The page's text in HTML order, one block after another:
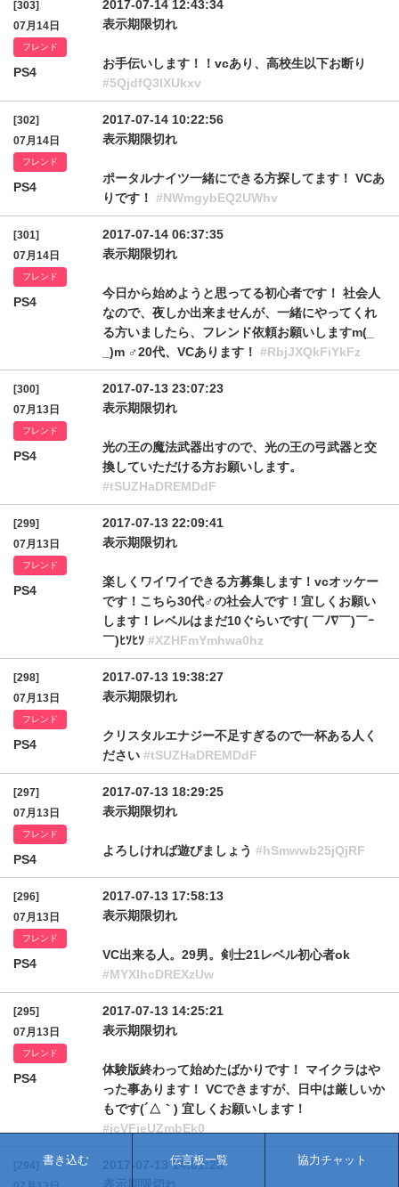
[303]
07月14日
フレンド
PS4
2017-07-14 12:43:34
表示期限切れ
お手伝いします！！vcあり、高校生以下お断り
#5QjdfQ3lXUkxv
[302]
07月14日
フレンド
PS4
2017-07-14 10:22:56
表示期限切れ
ポータルナイツ一緒にできる方探してます！ VCあ
りです！ #NWmgybEQ2UWhv
[301]
07月14日
フレンド
PS4
2017-07-14 06:37:35
表示期限切れ
今日から始めようと思ってる初心者です！ 社会人
なので、夜しか出来ませんが、一緒にやってくれ
る方いましたら、フレンド依頼お願いしますm(_
_)m ♂20代、VCあります！ #RbjJXQkFiYkFz
[300]
07月13日
フレンド
PS4
2017-07-13 23:07:23
表示期限切れ
光の王の魔法武器出すので、光の王の弓武器と交
換していただける方お願いします。
#tSUZHaDREMDdF
[299]
07月13日
フレンド
PS4
2017-07-13 22:09:41
表示期限切れ
楽しくワイワイできる方募集します！vcオッケー
です！こちら30代♂の社会人です！宜しくお願い
します！レベルはまだ10ぐらいです( ￣ﾉ∇￣)￣ｰ
￣)ﾋｿﾋｿ #XZHFmYmhwa0hz
[298]
07月13日
フレンド
PS4
2017-07-13 19:38:27
表示期限切れ
クリスタルエナジー不足すぎるので一杯ある人く
ださい #tSUZHaDREMDdF
[297]
07月13日
フレンド
PS4
2017-07-13 18:29:25
表示期限切れ
よろしければ遊びましょう #hSmwwb25jQjRF
[296]
07月13日
フレンド
PS4
2017-07-13 17:58:13
表示期限切れ
VC出来る人。29男。剣士21レベル初心者ok
#MYXlhcDREXzUw
[295]
07月13日
フレンド
PS4
2017-07-13 14:25:21
表示期限切れ
体験版終わって始めたばかりです！ マイクラはや
った事あります！ VCできますが、日中は厳しいか
もです(´△｀) 宜しくお願いします！
#jcVFieUZmbEk0
2017-07-13 14:01:28
書き込む 伝言板一覧 協力チャット